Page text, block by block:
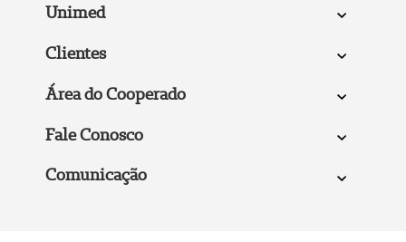
Unimed
Clientes
Área do Cooperado
Fale Conosco
Comunicação